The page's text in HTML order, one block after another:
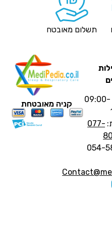
תשלום מאובטח
09:00-
קניה מאובטחת